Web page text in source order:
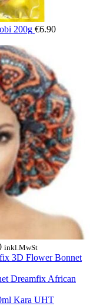
200g €6.90
inkl.MwSt
3D Flower Bonnet
Dreamfix African
Kara UHT